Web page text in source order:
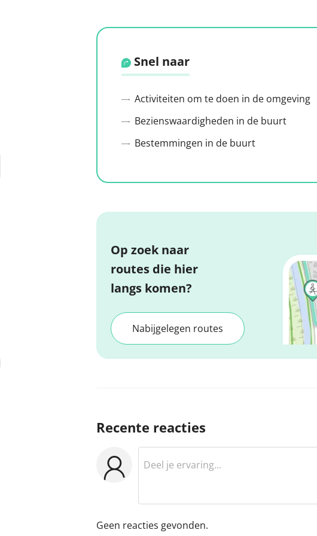
Snel naar
Activiteiten om te doen in de omgeving
Bezienswaardigheden in de buurt
Bestemmingen in de buurt
Op zoek naar
routes die hier
langs komen?
Nabijgelegen routes
Recente reacties
Geen reacties gevonden.